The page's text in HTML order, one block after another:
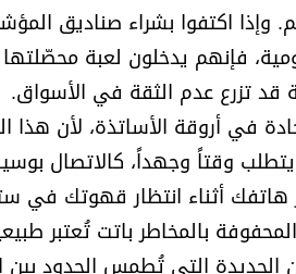
وإذا اكتفوا بشراء صناديق
فإنهم يدخلون لعبة
تزرع عدم الثقة في الأسواق.
في أروقة الأساتذة، لأن هذا
يتطلب وقتاً وجهداً، كالاتصال
هاتفك أثناء انتظار قهوتك في
بالمخاطر باتت تُعتبر